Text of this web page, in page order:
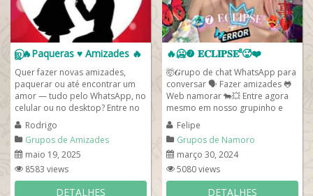
ஜ⃝🔥Paqueras ♥️ Amizades 🔥
Quer fazer novas amizades,
paquerar ou até encontrar um
amor — tudo pelo WhatsApp, no
celular ou no desktop? Entre no
nosso grupo! Basta se
apresentar,...
Rodrigo
Grupos de Amizades
maio 19, 2025
8583 views
DETALHES
🔥🥶❼ 𝐄𝐂𝐋𝐈𝐏𝐒𝐄⁸🥵❤️
🤯𝑮rupo de chat WhatsApp para
conversar 🗣️ Fazer amizades 🐸
Web namorar 🐄💥 Entre agora
mesmo em nosso grupinho e
vem se divertir com a gente...
Felipe
Grupos de Namoro
março 30, 2024
5080 views
DETALHES